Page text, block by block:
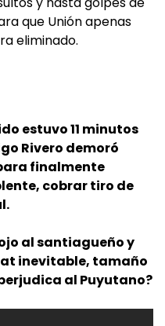
que Unión apenas
eliminado.
estuvo 11 minutos
Rivero demoró
finalmente
cobrar tiro de
al santiagueño y
inevitable, tamaño
al Puyutano?